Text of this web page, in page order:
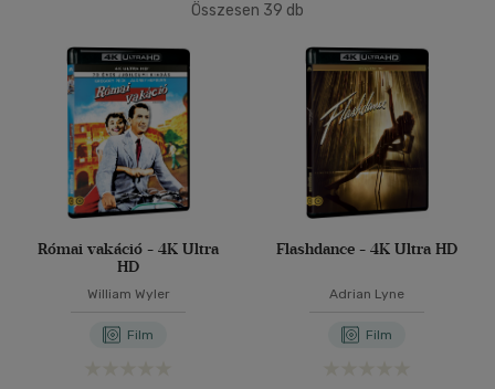
Nyelv szerint
Magyar(21)
Vélemény szerint
(5)
Összesen 39 db
Római vakáció - 4K Ultra
HD
William Wyler
Film
Flashdance - 4K Ultra HD
Adrian Lyne
Film